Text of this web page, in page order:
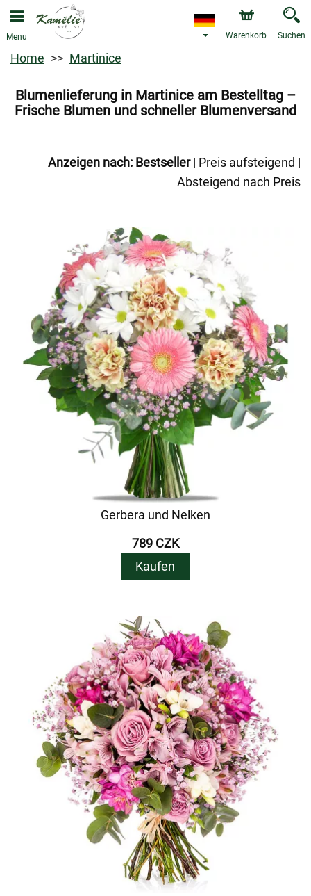
Menu Warenkorb Suchen
Home Martinice
Blumenlieferung in Martinice am Bestelltag –
Frische Blumen und schneller Blumenversand
Anzeigen nach: Bestseller| Preis aufsteigend |
Absteigend nach Preis
Gerbera und Nelken
789 CZK
Kaufen